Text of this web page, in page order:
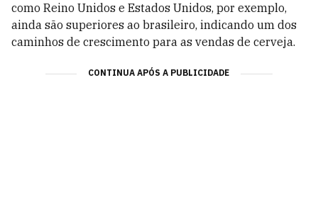
como Reino Unidos e Estados Unidos, por exemplo,
ainda são superiores ao brasileiro, indicando um dos
caminhos de crescimento para as vendas de cerveja.
CONTINUA APÓS A PUBLICIDADE